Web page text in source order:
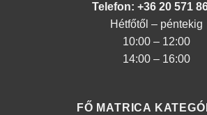
Telefon: +36 20 571
Hétfőtől – péntekig
10:00 – 12:00
14:00 – 16:00
FŐ MATRICA